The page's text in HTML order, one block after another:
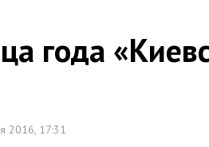
года
2016, 17:31